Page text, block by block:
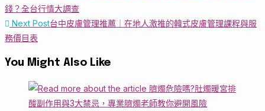
錢？全台行情大調查
Next Post台中皮膚管理推薦｜在地人激推的韓式皮膚管理課程與服
務價目表
You Might Also Like